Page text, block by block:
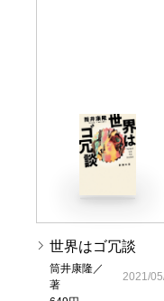
世界はゴ冗談
筒井康隆／
著
2021/